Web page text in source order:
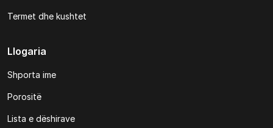
Termet dhe kushtet
Llogaria
Shporta ime
Porositë
Lista e dëshirave